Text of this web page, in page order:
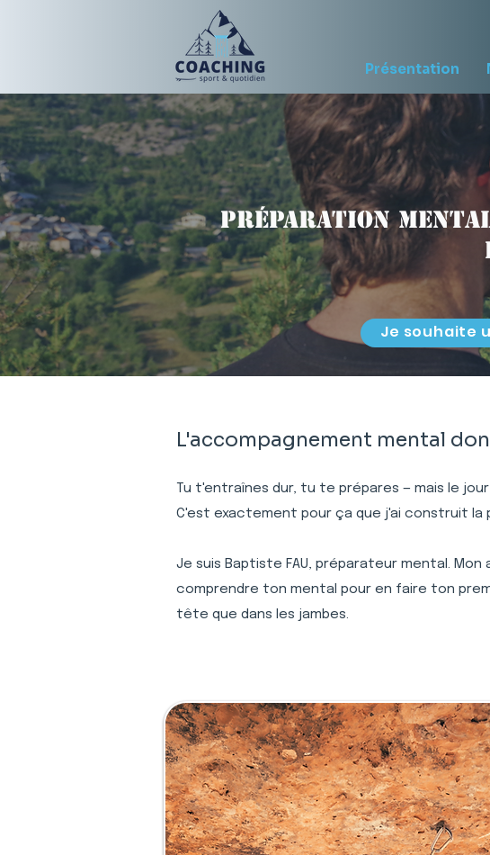
Présentation
Préparation
Je souhaite
L'accompagnement mental
Tu t'entraînes dur, tu te prépares — mais le
C'est exactement pour ça que j'ai construit la
Je suis Baptiste FAU, préparateur mental.
comprendre ton mental pour en faire ton
tête que dans les jambes.